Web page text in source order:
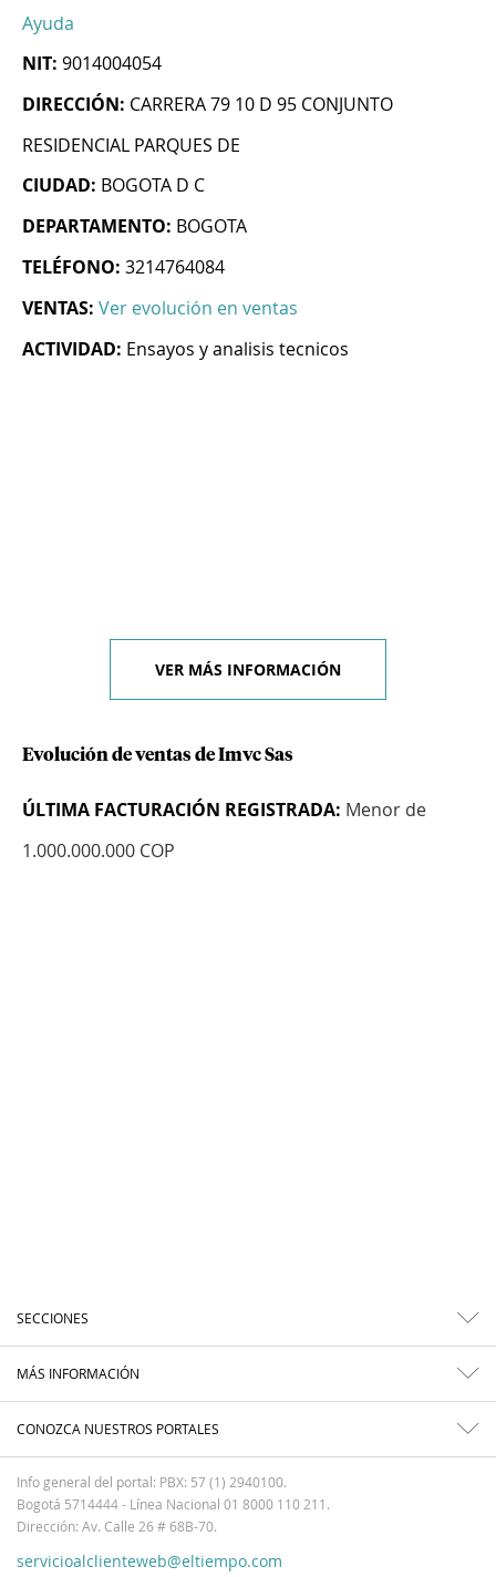
Ayuda
NIT: 9014004054
DIRECCIÓN: CARRERA 79 10 D 95 CONJUNTO
RESIDENCIAL PARQUES DE
CIUDAD: BOGOTA D C
DEPARTAMENTO: BOGOTA
TELÉFONO: 3214764084
VENTAS: Ver evolución en ventas
ACTIVIDAD: Ensayos y analisis tecnicos
VER MÁS INFORMACIÓN
Evolución de ventas de Imvc Sas
ÚLTIMA FACTURACIÓN REGISTRADA: Menor de
1.000.000.000 COP
SECCIONES
MÁS INFORMACIÓN
CONOZCA NUESTROS PORTALES
Info general del portal: PBX: 57 (1) 2940100.
Bogotá 5714444 - Línea Nacional 01 8000 110 211.
Dirección: Av. Calle 26 # 68B-70.
servicioalclienteweb@eltiempo.com